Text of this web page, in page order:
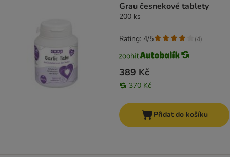
Grau česnekové tablety
200 ks
389 Kč
370 Kč
Rating: 4/5 (4)
Přidat do košíku